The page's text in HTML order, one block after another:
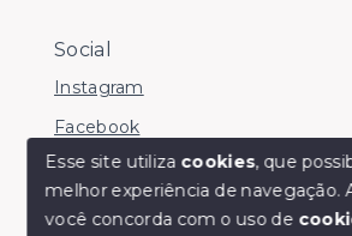
Olá! somos da Linkmob, como
Social
Instagram
Facebook
© Copyright 2026 - Youinvest -
Esse site utiliza cookies, que
melhor experiência de navegação.
você concorda com o uso de